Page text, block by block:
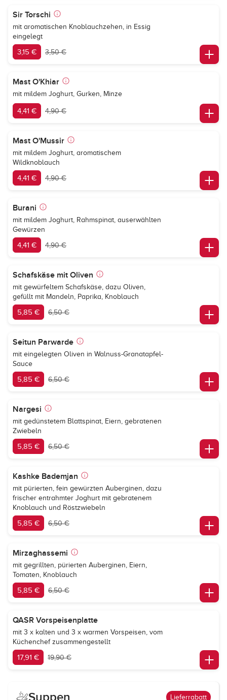
Sir Torschi
mit aromatischen Knoblauchzehen, in Essig
eingelegt
3,15 € 3,50 €
Mast O'Khiar
mit mildem Joghurt, Gurken, Minze
4,41 € 4,90 €
Mast O'Mussir
mit mildem Joghurt, aromatischem
Wildknoblauch
4,41 € 4,90 €
Burani
mit mildem Joghurt, Rahmspinat, auserwählten
Gewürzen
4,41 € 4,90 €
Schafskäse mit Oliven
mit gewürfeltem Schafskäse, dazu Oliven,
gefüllt mit Mandeln, Paprika, Knoblauch
5,85 € 6,50 €
Seitun Parwarde
mit eingelegten Oliven in Walnuss-Granatapfel-
Sauce
5,85 € 6,50 €
Nargesi
mit gedünstetem Blattspinat, Eiern, gebratenen
Zwiebeln
5,85 € 6,50 €
Kashke Bademjan
mit pürierten, fein gewürzten Auberginen, dazu
frischer entrahmter Joghurt mit gebratenem
Knoblauch und Röstzwiebeln
5,85 € 6,50 €
Mirzaghassemi
mit gegrillten, pürierten Auberginen, Eiern,
Tomaten, Knoblauch
5,85 € 6,50 €
QASR Vorspeisenplatte
mit 3 x kalten und 3 x warmen Vorspeisen, vom
Küchenchef zusammengestellt
17,91 € 19,90 €
Lieferrabatt